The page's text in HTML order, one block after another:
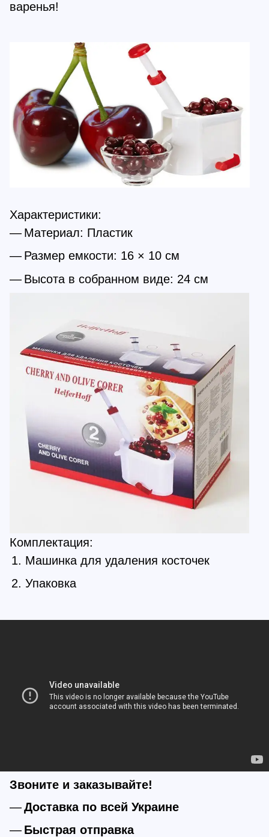
варенья!
Характеристики:
Материал: Пластик
Размер емкости: 16 × 10 см
Высота в собранном виде: 24 см
Комплектация:
Машинка для удаления косточек
Упаковка
Звоните и заказывайте!
Доставка по всей Украине
Быстрая отправка